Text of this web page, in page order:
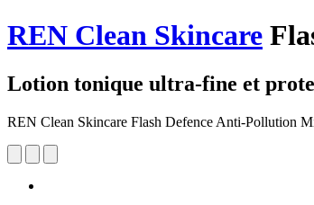
REN Clean Skincare
Lotion tonique ultra-fine et
REN Clean Skincare Flash Defence Anti-Pollution